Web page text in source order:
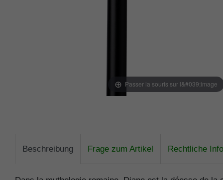
Passer la souris sur l&#039;image
Beschreibung Frage zum Artikel Rechtliche